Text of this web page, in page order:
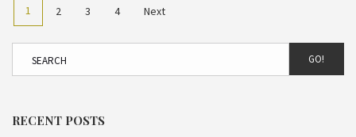
1 2 3 4 Next
GO!
RECENT POSTS